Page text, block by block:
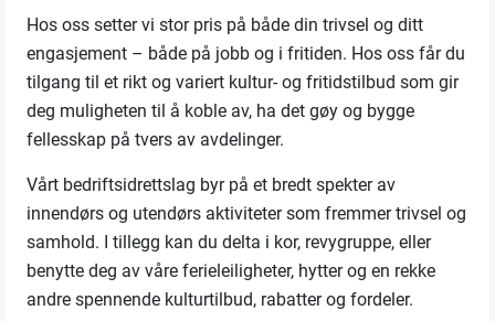
Hos oss setter vi stor pris på både din trivsel og ditt
engasjement – både på jobb og i fritiden. Hos oss får du
tilgang til et rikt og variert kultur- og fritidstilbud som gir
deg muligheten til å koble av, ha det gøy og bygge
fellesskap på tvers av avdelinger.
Vårt bedriftsidrettslag byr på et bredt spekter av
innendørs og utendørs aktiviteter som fremmer trivsel og
samhold. I tillegg kan du delta i kor, revygruppe, eller
benytte deg av våre ferieleiligheter, hytter og en rekke
andre spennende kulturtilbud, rabatter og fordeler.